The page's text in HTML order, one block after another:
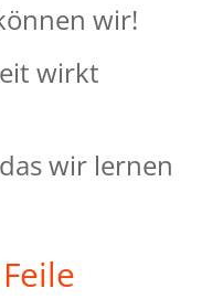
wir!
wirkt
wir lernen